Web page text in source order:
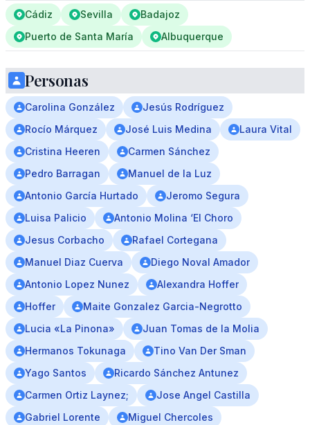
Cádiz Sevilla
Badajoz
Puerto de Santa María
Albuquerque
Personas
Carolina González
Jesús Rodríguez
Rocío Márquez
José Luis Medina
Laura Vital
Cristina Heeren
Carmen Sánchez
Pedro Barragan
Manuel de la Luz
Antonio García Hurtado
Jeromo Segura
Luisa Palicio
Antonio Molina ‘El Choro
Jesus Corbacho
Rafael Cortegana
Manuel Diaz Cuerva
Diego Noval Amador
Antonio Lopez Nunez
Alexandra Hoffer
Hoffer
Maite Gonzalez Garcia-Negrotto
Lucia «La Pinona»
Juan Tomas de la Molia
Hermanos Tokunaga
Tino Van Der Sman
Yago Santos
Ricardo Sánchez Antunez
Carmen Ortiz Laynez;
Jose Angel Castilla
Gabriel Lorente
Miguel Chercoles